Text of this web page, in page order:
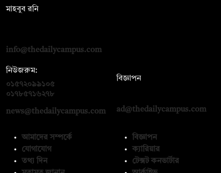
মাহবুব রনি
info@thedailycampus.com
নিউজরুম:
০১৫৭২০৯৯১০৫
০১৭৮৫৭১৬২৭৮
news@thedailycampus.com
বিজ্ঞাপন
ad@thedailycampus.com
আমাদের সম্পর্কে
যোগাযোগ
তথ্য দিন
বিজ্ঞাপন
ক্যারিয়ার
টেক্সট কনভার্টার